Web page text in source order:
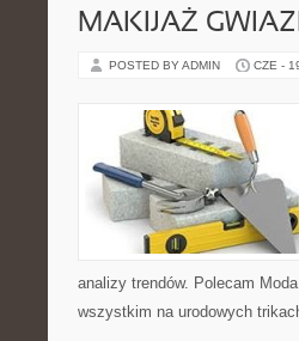
MAKIJAŻ
POSTED BY ADMIN CZE -
analizy trendów. Polecam
wszystkim na urodowych